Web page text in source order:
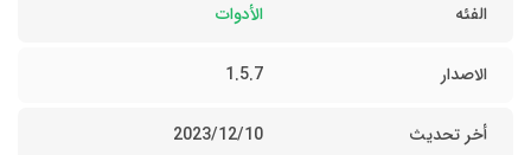
الفئه الأدوات
الاصدار 1.5.7
أخر تحديث 10‏/12‏/2023